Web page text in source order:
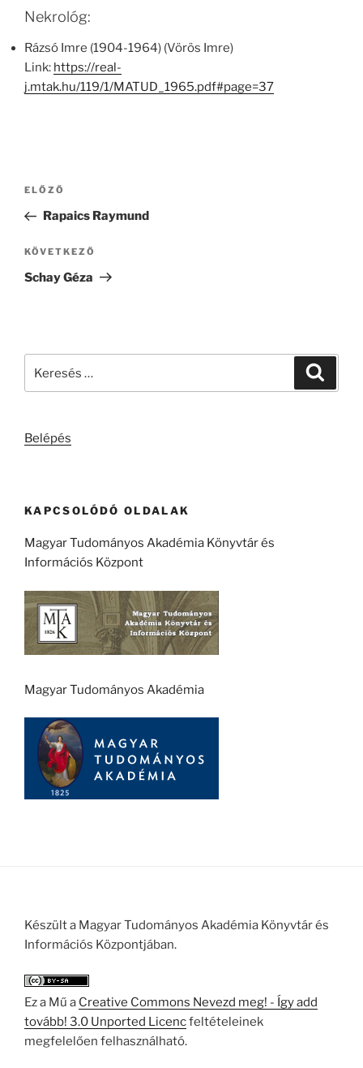
Nekrológ:
Rázsó Imre (1904-1964) (Vörös Imre)
Link: https://real-
j.mtak.hu/119/1/MATUD_1965.pdf#page=37
Bejegyzés
Korábbi
bejegyzés
ELŐZŐ
Rapaics Raymund
Következő
bejegyzés
KÖVETKEZŐ
Schay Géza
Belépés
KAPCSOLÓDÓ OLDALAK
Magyar Tudományos Akadémia Könyvtár és
Információs Központ
Magyar Tudományos Akadémia
Készült a Magyar Tudományos Akadémia Könyvtár és
Információs Központjában.
Ez a Mű a Creative Commons Nevezd meg! - Így add
tovább! 3.0 Unported Licencfeltételeinek
megfelelően felhasználható.